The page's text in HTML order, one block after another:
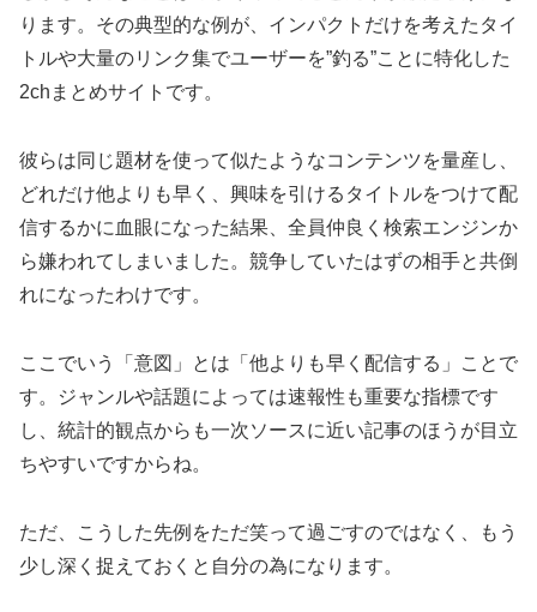
ります。その典型的な例が、インパクトだけを考えたタイ
トルや大量のリンク集でユーザーを”釣る”ことに特化した
2chまとめサイトです。
彼らは同じ題材を使って似たようなコンテンツを量産し、
どれだけ他よりも早く、興味を引けるタイトルをつけて配
信するかに血眼になった結果、全員仲良く検索エンジンか
ら嫌われてしまいました。競争していたはずの相手と共倒
れになったわけです。
ここでいう「意図」とは「他よりも早く配信する」ことで
す。ジャンルや話題によっては速報性も重要な指標です
し、統計的観点からも一次ソースに近い記事のほうが目立
ちやすいですからね。
ただ、こうした先例をただ笑って過ごすのではなく、もう
少し深く捉えておくと自分の為になります。